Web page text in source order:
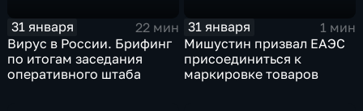
31 января
22 мин
Вирус в России. Брифинг
по итогам заседания
оперативного штаба
31 января
1 мин
Мишустин призвал ЕАЭС
присоединиться к
маркировке товаров